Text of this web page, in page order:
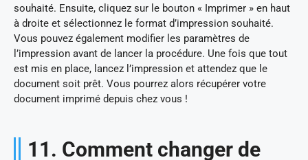
souhaité. Ensuite, cliquez sur le bouton « Imprimer » en haut
à droite et sélectionnez le format d’impression souhaité.
Vous pouvez également modifier les paramètres de
l’impression avant de lancer la procédure. Une fois que tout
est mis en place, lancez l’impression et attendez que le
document soit prêt. Vous pourrez alors récupérer votre
document imprimé depuis chez vous !
11. Comment changer de